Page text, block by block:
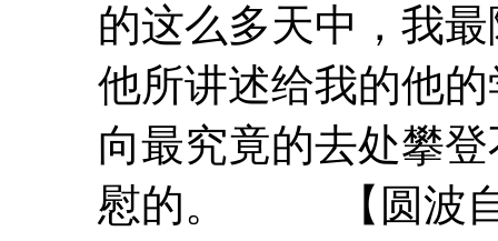
的这么多天中，我
他所讲述给我的他
向最究竟的去处攀
慰的。 【圆波